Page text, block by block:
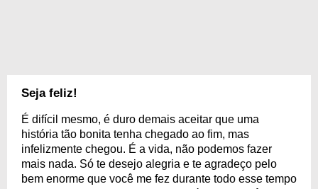
Seja feliz!
É difícil mesmo, é duro demais aceitar que uma
história tão bonita tenha chegado ao fim, mas
infelizmente chegou. É a vida, não podemos fazer
mais nada. Só te desejo alegria e te agradeço pelo
bem enorme que você me fez durante todo esse tempo